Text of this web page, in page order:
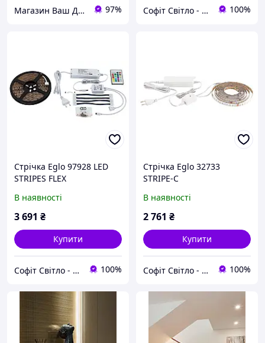
Магазин Ваш ДЕКОР 97% Софіт Світло - магазин світильників 100%
Стрічка Eglo 97928 LED
STRIPES FLEX
В наявності
3 691 ₴
Купити
Софіт Світло - магазин світильників 100%
Стрічка Eglo 32733
STRIPE-C
В наявності
2 761 ₴
Купити
Софіт Світло - магазин світильників 100%